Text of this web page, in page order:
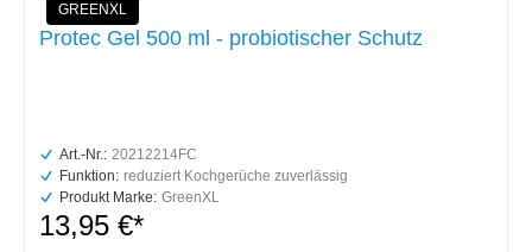
GREENXL
Protec Gel 500 ml - probiotischer Schutz
Art.-Nr.: 20212214FC
Funktion: reduziert Kochgerüche zuverlässig
Produkt Marke: GreenXL
13,95 €*